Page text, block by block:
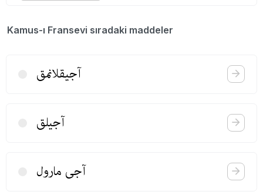
Kamus-ı Fransevi sıradaki maddeler
آجیقلانمق
آجیلق
آجی مارول